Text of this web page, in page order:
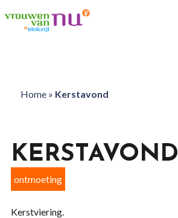
Home» Kerstavond
KERSTAVOND
ontmoeting
Kerstviering.